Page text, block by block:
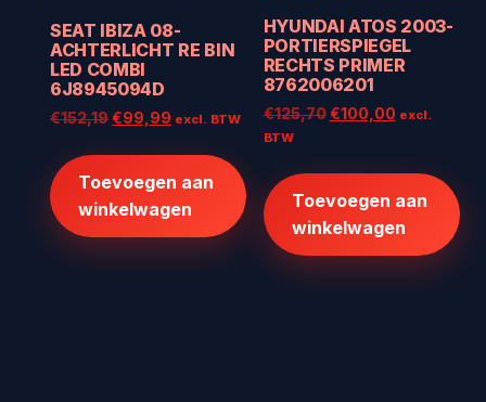
SEAT IBIZA 08-
ACHTERLICHT RE BIN
LED COMBI
6J8945094D
€152,19Oorspronkelijke
€152,19.
€99,99 Huidige
€99,99.
excl. BTW
Toevoegen aan
winkelwagen
HYUNDAI ATOS 2003-
PORTIERSPIEGEL
RECHTS PRIMER
8762006201
€125,70 Oorspronkelijke
€100,00Huidige
€100,00.
excl.
BTW
Toevoegen aan
winkelwagen